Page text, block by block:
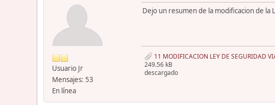
Usuario Jr
Mensajes: 53
En línea
Dejo un resumen de la modificacion de la
11 MODIFICACION LEY DE SEGURIDAD
249.56 kB
descargado